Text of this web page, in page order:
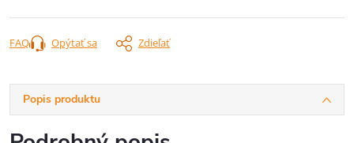
Opýtať sa Zdieľať
FAQ
Popis produktu